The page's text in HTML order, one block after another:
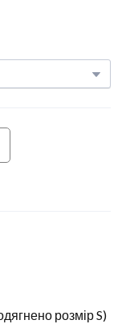
розмір S)